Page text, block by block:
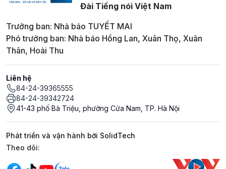
Đài Tiếng nói Việt Nam
Trưởng ban: Nhà báo TUYẾT MAI
Phó trưởng ban: Nhà báo Hồng Lan, Xuân Thọ, Xuân
Thân, Hoài Thu
Liên hệ
84-24-39365555
84-24-39342724
41-43 phố Bà Triệu, phường Cửa Nam, TP. Hà Nội
Phát triển và vận hành bởi SolidTech
Mạng xã hội
Theo dõi: